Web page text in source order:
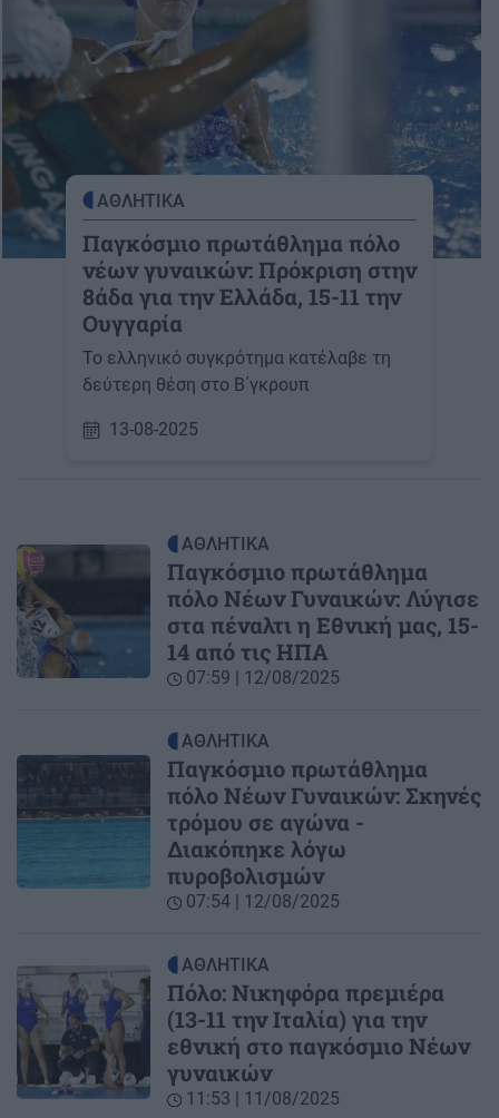
ΑΘΛΗΤΙΚΑ
Παγκόσμιο πρωτάθλημα πόλο
νέων γυναικών: Πρόκριση στην
8άδα για την Ελλάδα, 15-11 την
Ουγγαρία
Το ελληνικό συγκρότημα κατέλαβε τη
δεύτερη θέση στο Β΄γκρουπ
13-08-2025
ΑΘΛΗΤΙΚΑ
Παγκόσμιο πρωτάθλημα
πόλο Νέων Γυναικών: Λύγισε
στα πέναλτι η Εθνική μας, 15-
14 από τις ΗΠΑ
07:59 | 12/08/2025
ΑΘΛΗΤΙΚΑ
Παγκόσμιο πρωτάθλημα
πόλο Νέων Γυναικών: Σκηνές
τρόμου σε αγώνα -
Διακόπηκε λόγω
πυροβολισμών
07:54 | 12/08/2025
ΑΘΛΗΤΙΚΑ
Πόλο: Νικηφόρα πρεμιέρα
(13-11 την Ιταλία) για την
εθνική στο παγκόσμιο Νέων
γυναικών
11:53 | 11/08/2025